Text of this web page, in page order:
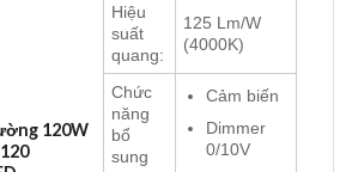
120W
Hiệu
suất
quang:
125 Lm/W
(4000K)
Chức
năng
bổ
sung
Cảm biến
Dimmer
0/10V